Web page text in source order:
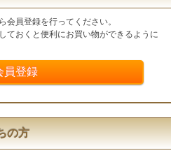
会員登録を行ってください。
ておくと便利にお買い物ができるように
の方